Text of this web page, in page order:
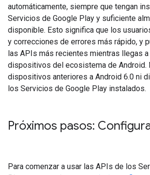
automáticamente, siempre que tengan
Servicios de Google Play y suficiente
disponible. Esto significa que los
y correcciones de errores más rápido, y
las APIs más recientes mientras llegas
dispositivos del ecosistema de Android.
dispositivos anteriores a Android 6.0 ni
los Servicios de Google Play instalados.
Próximos pasos:
Para comenzar a usar las APIs de los